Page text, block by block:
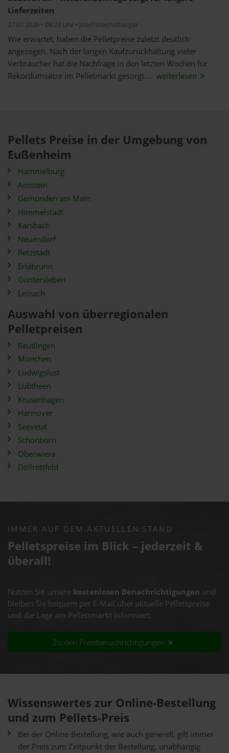
Lieferzeiten
27.07.2026 • 09:23 Uhr • Josef Weichslberger
Wie erwartet, haben die Pelletpreise zuletzt deutlich
angezogen. Nach der langen Kaufzurückhaltung vieler
Verbraucher hat die Nachfrage in den letzten Wochen für
Rekordumsätze im Pelletmarkt gesorgt.... weiterlesen
Pellets Preise in der Umgebung von
Eußenheim
Hammelburg
Arnstein
Gemünden am Main
Himmelstadt
Karsbach
Neuendorf
Retzstadt
Erlabrunn
Güntersleben
Leinach
Auswahl von überregionalen
Pelletpreisen
Reutlingen
München
Ludwigslust
Lübtheen
Krusenhagen
Hannover
Seevetal
Schönborn
Oberwiera
Dollrottfeld
IMMER AUF DEM AKTUELLEN STAND
Pelletspreise im Blick – jederzeit &
überall!
Nutzen Sie unsere kostenlosen Benachrichtigungen und
bleiben Sie bequem per E-Mail über aktuelle Pelletspreise
und die Lage am Pelletsmarkt informiert.
Zu den Preisbenachrichtigungen
Wissenswertes zur Online-Bestellung
und zum Pellets-Preis
Bei der Online-Bestellung, wie auch generell, gilt immer
der Preis zum Zeitpunkt der Bestellung, unabhängig